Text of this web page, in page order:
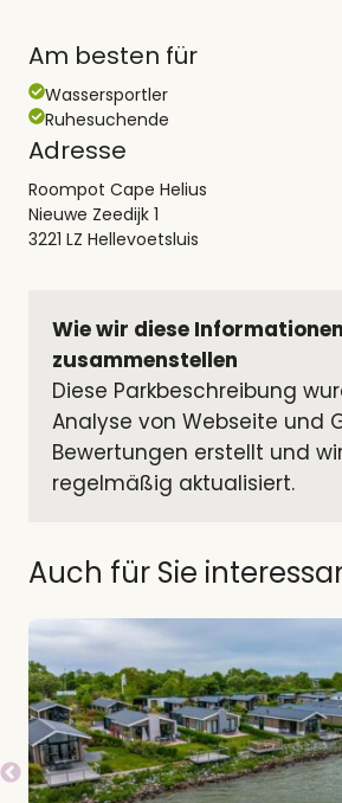
Am besten für
Wassersportler
Ruhesuchende
Adresse
Roompot Cape Helius
Nieuwe Zeedijk 1
3221 LZ Hellevoetsluis
Wie wir diese Informationen
zusammenstellen
Diese Parkbeschreibung
Analyse von Webseite und
Bewertungen erstellt und
regelmäßig aktualisiert.
Auch für Sie